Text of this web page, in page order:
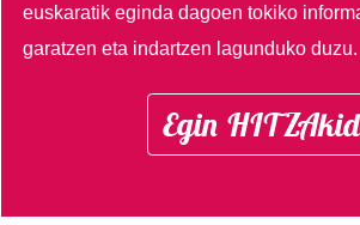
euskaratik eginda dagoen tokiko
garatzen eta indartzen lagunduko duzu.
Egin